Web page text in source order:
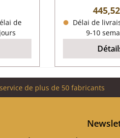
plat
10
:
de
verre
Prix
Délai de
9-10
de plus de 50 fabricants